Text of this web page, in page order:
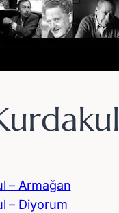
– Armağan
– Diyorum